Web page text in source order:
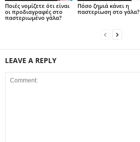
Ποιές νομίζετε ότι είναι
οι προδιαγραφές στο
παστεριωμένο γάλα?
Πόσο ζημιά κάνει η
παστερίωση στο γάλα?
LEAVE A REPLY